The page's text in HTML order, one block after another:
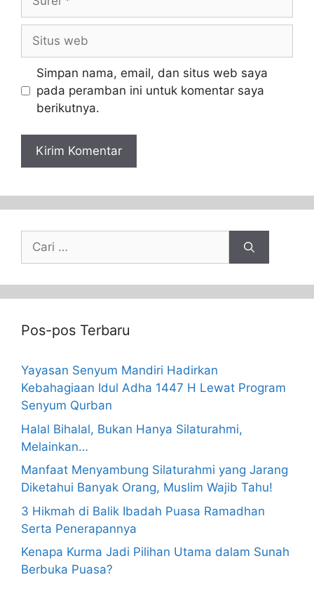
Simpan nama, email, dan situs web saya
pada peramban ini untuk komentar saya
berikutnya.
Pos-pos Terbaru
Yayasan Senyum Mandiri Hadirkan
Kebahagiaan Idul Adha 1447 H Lewat Program
Senyum Qurban
Halal Bihalal, Bukan Hanya Silaturahmi,
Melainkan…
Manfaat Menyambung Silaturahmi yang Jarang
Diketahui Banyak Orang, Muslim Wajib Tahu!
3 Hikmah di Balik Ibadah Puasa Ramadhan
Serta Penerapannya
Kenapa Kurma Jadi Pilihan Utama dalam Sunah
Berbuka Puasa?